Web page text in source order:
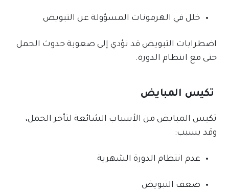
خلل في الهرمونات المسؤولة عن التبويض
اضطرابات التبويض قد تؤدي إلى صعوبة حدوث الحمل
حتى مع انتظام الدورة.
تكيس المبايض
تكيس المبايض من الأسباب الشائعة لتأخر الحمل،
وقد يسبب:
عدم انتظام الدورة الشهرية
ضعف التبويض